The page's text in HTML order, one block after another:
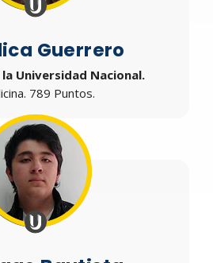
Guerrero
Universidad Nacional.
789 Puntos.